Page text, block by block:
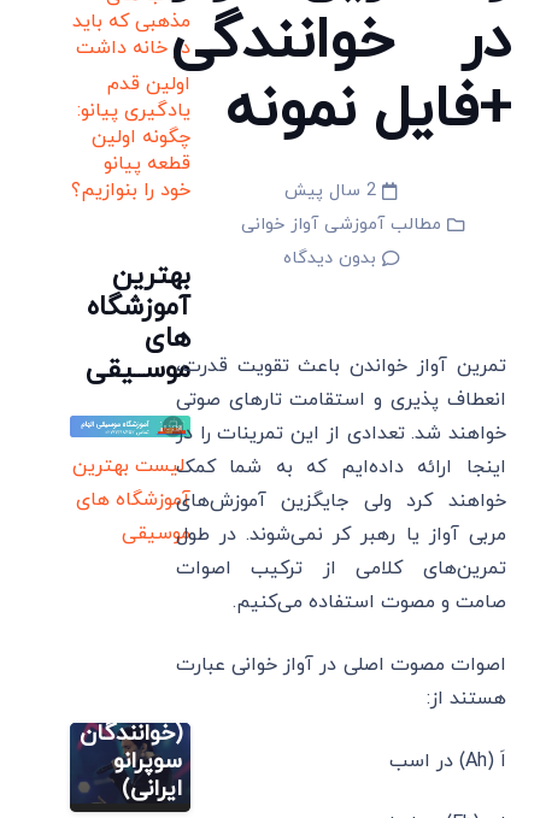
در خوانندگی
+فایل نمونه
2 سال پیش
مطالب آموزشی آواز خوانی
بدون دیدگاه
تمرین آواز خواندن باعث تقویت قدرت،
انعطاف پذیری و استقامت تارهای صوتی
خواهند شد. تعدادی از این تمرینات را در
اینجا ارائه داده‌ایم که به شما کمک
خواهند کرد ولی جایگزین آموزش‌های
مربی آواز یا رهبر کر نمی‌شوند. در طول
تمرین‌های کلامی از ترکیب اصوات
صامت و مصوت استفاده می‌کنیم.
اصوات مصوت اصلی در آواز خوانی عبارت
هستند از:
اَ (Ah) در اسب
مذهبی که باید
در خانه داشت
اولین قدم
یادگیری پیانو:
چگونه اولین
قطعه پیانو
خود را بنوازیم؟
بهترین
آموزشگاه
های
موســیقی
لیست بهترین
آموزشگاه های
موسیقی
متسو
(خوانندگان
سوپرانو
ایرانی)
خوانی
نمونه
صدای تنور